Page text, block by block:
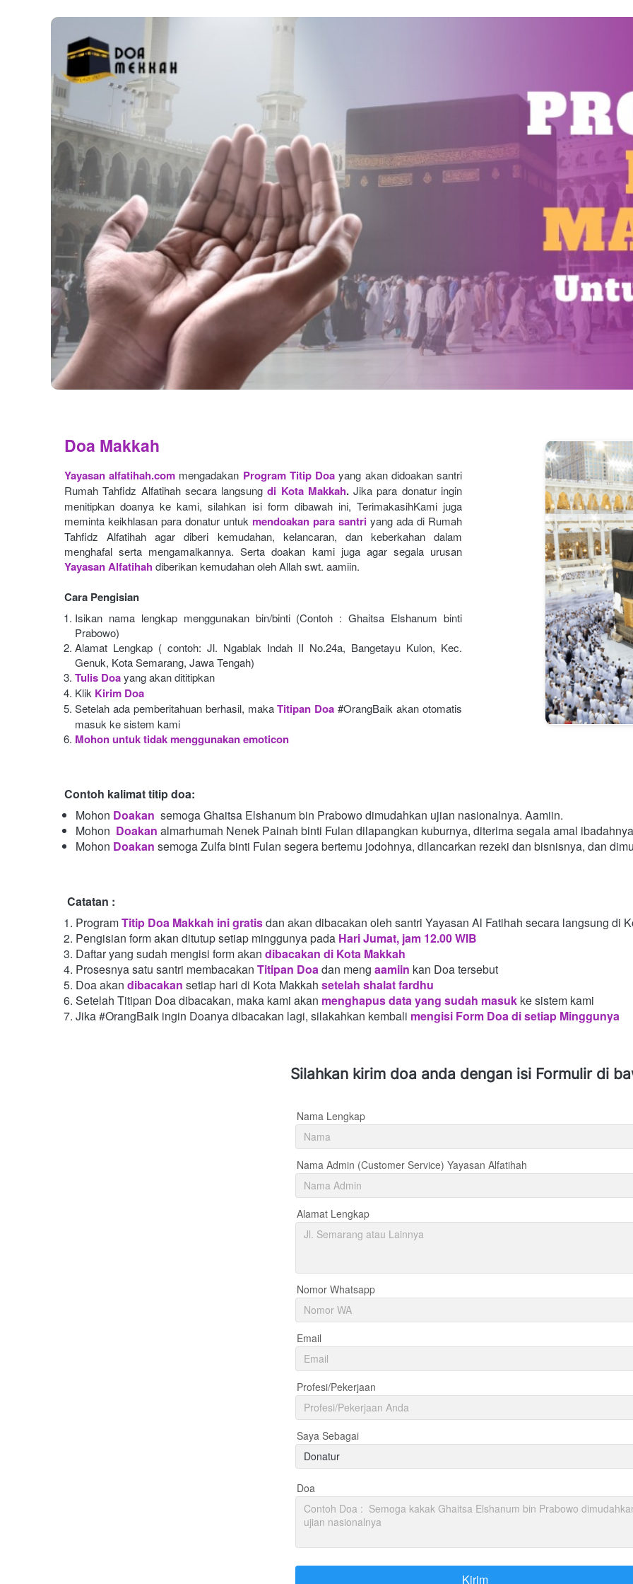
Doa Makkah
Yayasan alfatihah.com mengadakan Program Titip Doa yang akan didoakan santri
Rumah Tahfidz Alfatihah secara langsung di Kota Makkah. Jika para donatur ingin
menitipkan doanya ke kami, silahkan isi form dibawah ini, TerimakasihKami juga
meminta keikhlasan para donatur untuk mendoakan para santri yang ada di Rumah
Tahfidz Alfatihah agar diberi kemudahan, kelancaran, dan keberkahan dalam
menghafal serta mengamalkannya. Serta doakan kami juga agar segala urusan
Yayasan Alfatihah diberikan kemudahan oleh Allah swt. aamiin.
Cara Pengisian
Isikan nama lengkap menggunakan bin/binti (Contoh : Ghaitsa Elshanum binti
Prabowo)
Alamat Lengkap ( contoh: Jl. Ngablak Indah II No.24a, Bangetayu Kulon, Kec.
Genuk, Kota Semarang, Jawa Tengah)
Tulis Doayang akan dititipkan
Klik Kirim Doa
Setelah ada pemberitahuan berhasil, maka Titipan Doa #OrangBaik akan otomatis
masuk ke sistem kami
Mohon untuk tidak menggunakan emoticon
Contoh kalimat titip doa:
Mohon Doakan semoga Ghaitsa Elshanum bin Prabowo dimudahkan ujian nasionalnya. Aamiin.
Mohon Doakan almarhumah Nenek Painah binti Fulan dilapangkan kuburnya, diterima segala amal
Mohon Doakan semoga Zulfa binti Fulan segera bertemu jodohnya, dilancarkan rezeki dan bisnisnya, dan
Catatan :
ProgramTitip Doa Makkah ini gratisdan akan dibacakan oleh santri Yayasan Al Fatihah secara langsung di
Pengisian form akan ditutup setiap minggunya pada Hari Jumat, jam 12.00 WIB
Daftar yang sudah mengisi form akan dibacakan di Kota Makkah
Prosesnya satu santri membacakan Titipan Doadan meng aamiin kan Doa tersebut
Doa akan dibacakan setiap hari di Kota Makkah setelah shalat fardhu
Setelah Titipan Doa dibacakan, maka kami akan menghapus data yang sudah masuk ke sistem kami
Jika #OrangBaik ingin Doanya dibacakan lagi, silakahkan kembali mengisi Form Doa di setiap Minggunya
Silahkan kirim doa anda dengan isi Formulir di
Nama Lengkap
Nama Admin (Customer Service) Yayasan Alfatihah
Alamat Lengkap
Nomor Whatsapp
Email
Profesi/Pekerjaan
Saya Sebagai
Donatur
Doa
`Kirim